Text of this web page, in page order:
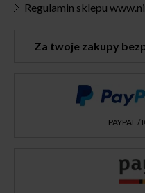
Regulamin sklepu
Za twoje zakupy
PAYPAL